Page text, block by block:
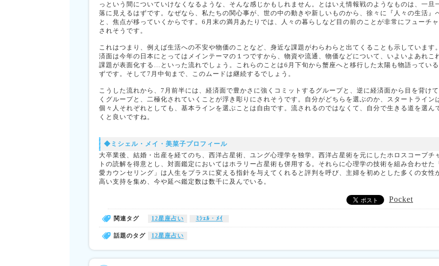
っという間についていけなくなるような、そんな感じかもしれません。とはいえ情報戦のようなものは、一旦
落に見えるはずです。なぜなら、私たちの関心事が、世の中の動きや新しいものから、徐々に『人々の生活』
と、焦点が移っていくからです。6月末の満月あたりでは、人々の暮らしなど目の前のことが非常にフューチ
されそうです。
これはつまり、例えば生活への不安や物価のことなど、身近な課題がわらわらと出てくることも示しています
済面は今年の日本にとってはメインテーマの１つですから、物資や流通、物価などについて、いよいよあれこ
課題が表面化する…といった流れでしょう。これらのことは6月下旬から蟹座へと移行した太陽も物語ってい
ずです。そして7月中旬まで、このムードは継続するでしょう。
こうした流れから、7月前半には、経済面で豊かさに強くコミットするグループと、逆に経済面から目を背け
くグループと、二極化されていくことが浮き彫りにされそうです。自分がどちらを選ぶのか、スタートライン
個々人それぞれとしても、基本ラインを選ぶことは自由です。流されるのではなくて、自分で生きる道を選ん
くと良いですね。
◆ミシェル・メイ・美菜子プロフィール
大卒業後、結婚・出産を経てのち、西洋占星術、ユング心理学を独学。西洋占星術を元にしたホロスコープチ
トの読解を得意とし、対面鑑定においてはホラリー占星術も併用する。それらに心理学の技術を組み合わせた
愛カウンセリング」は人生をプラスに変える指針を与えてくれると評判を呼び、主婦を初めとした多くの女性
高い支持を集め、今や延べ鑑定数は数千に及んでいる。
Pocket
関連タグ 12星座占い ﾐｼｪﾙ・ﾒｲ
話題のタグ 12星座占い